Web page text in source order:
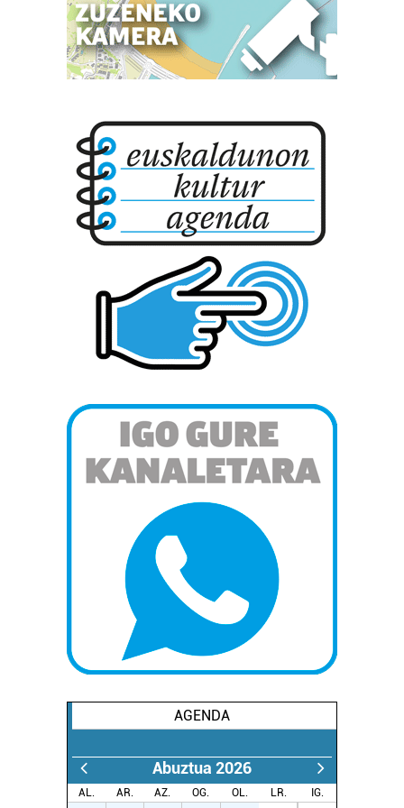
bazkideen zerrenda, beren ustez zein helburutarako
duten interes legitimoa eta horren aurka nola egin
dezakezun ikusteko.
buruzko informazio gehiago eta ezarri zure lehentasunak
datuen atalean. Edozein unetan alda edo ken dezakezu
zure baimena Cookieen adierazpenean.
Webgune honek cookie propioak eta hirugarrenen cookie-
fitxategiak erabiltzen ditu. Zure esperientzia eta
zerbitzuak hobetzeko asmoz, cookie teknologiaz
baliatzen gara. Ohar hau onartuz gero, teknologia hori
erabiltzeko baimen esplizitua ematen diguzu.Gehiago
AGENDA
Abuztua 2026
AL. AR. AZ. OG. OL. LR. IG.